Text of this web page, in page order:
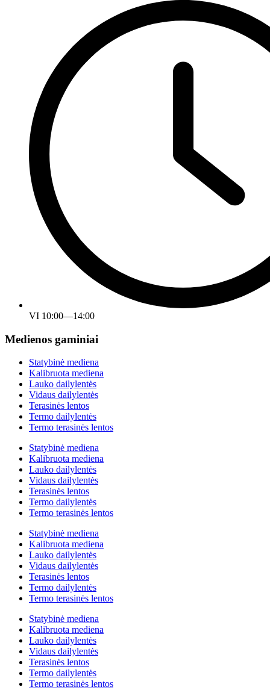
VI 10:00—14:00
Medienos gaminiai
Statybinė mediena
Kalibruota mediena
Lauko dailylentės
Vidaus dailylentės
Terasinės lentos
Termo dailylentės
Termo terasinės lentos
Statybinė mediena
Kalibruota mediena
Lauko dailylentės
Vidaus dailylentės
Terasinės lentos
Termo dailylentės
Termo terasinės lentos
Statybinė mediena
Kalibruota mediena
Lauko dailylentės
Vidaus dailylentės
Terasinės lentos
Termo dailylentės
Termo terasinės lentos
Statybinė mediena
Kalibruota mediena
Lauko dailylentės
Vidaus dailylentės
Terasinės lentos
Termo dailylentės
Termo terasinės lentos